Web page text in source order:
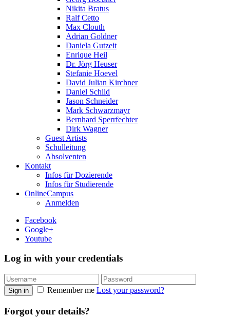
Nikita Bratus
Ralf Cetto
Max Clouth
Adrian Goldner
Daniela Gutzeit
Enrique Heil
Dr. Jörg Heuser
Stefanie Hoevel
David Julian Kirchner
Daniel Schild
Jason Schneider
Mark Schwarzmayr
Bernhard Sperrfechter
Dirk Wagner
Guest Artists
Schulleitung
Absolventen
Kontakt
Infos für Dozierende
Infos für Studierende
OnlineCampus
Anmelden
Facebook
Google+
Youtube
Log in with your credentials
Sign in Remember me Lost your password?
Forgot your details?